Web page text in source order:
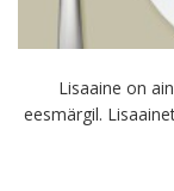
Lisaaine on
eesmärgil.